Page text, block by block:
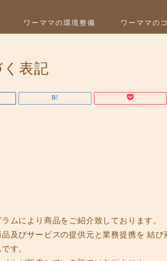
ワーママの環境整備 ワーママの
表記
ムにより商品をご紹介致しております。
及びサービスの提供元と業務提携を 結び
す。